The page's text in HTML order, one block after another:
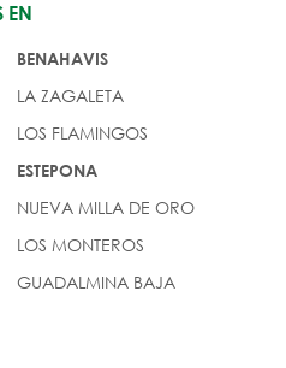
EN
BENAHAVIS
LA ZAGALETA
LOS FLAMINGOS
ESTEPONA
NUEVA MILLA DE ORO
LOS MONTEROS
GUADALMINA BAJA